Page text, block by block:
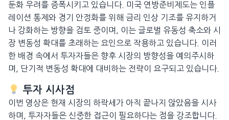
둔화 우려를 증폭시키고 있습니다. 미국 연방준비제도는 인플
레이션 통제와 경기 안정화를 위해 금리 인상 기조를 유지하거
나 강화하는 방향을 검토 중이며, 이는 글로벌 유동성 축소와 시
장 변동성 확대를 초래하는 요인으로 작용하고 있습니다. 이러
한 배경 속에서 투자자들은 향후 시장의 방향성을 예의주시하
며, 단기적 변동성 확대에 대비하는 전략이 요구되고 있습니다.
투자 시사점
이번 영상은 현재 시장의 하락세가 아직 끝나지 않았음을 시사
하며, 투자자들은 신중한 접근이 필요하다는 점을 강조합니다.